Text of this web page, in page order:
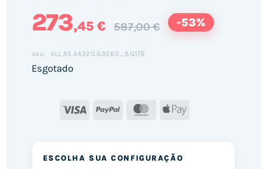
273,45 € 587,00 € -53%
SKU: ALL.AS.A4320.G3260_8G1TB
Esgotado
Visa PayPal MasterCard
Apple
ESCOLHA SUA CONFIGURAÇÃO